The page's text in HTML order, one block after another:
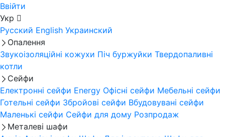
Ввійти
Укр
Русский English Украинский
Опалення
Звукоізоляційні кожухи Піч буржуйки Твердопаливні
котли
Сейфи
Електронні сейфи Energy Офісні сейфи Мебельні сейфи
Готельні сейфи Збройові сейфи Вбудовувані сейфи
Маленькі сейфи Сейфи для дому Розпродаж
Металеві шафи